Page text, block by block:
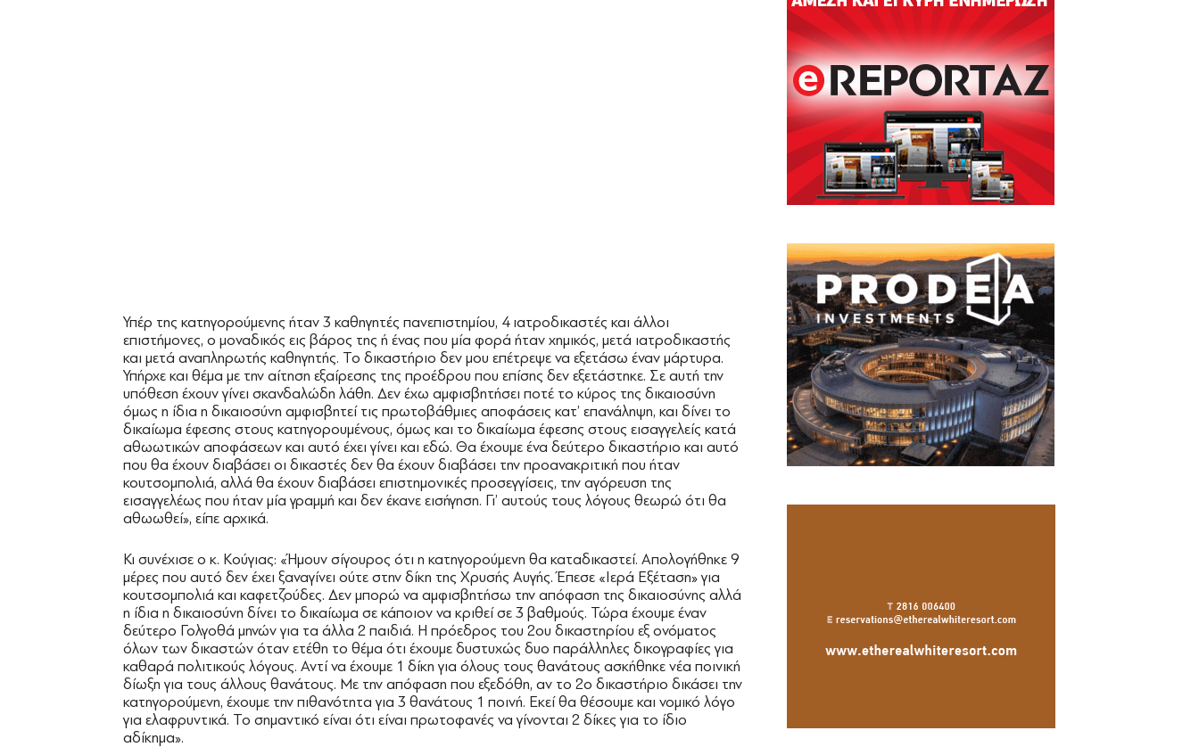
Υπέρ της κατηγορούμενης ήταν 3 καθηγητές πανεπιστημίου, 4 ιατροδικαστές και άλλοι
επιστήμονες, ο μοναδικός εις βάρος της ή ένας που μία φορά ήταν χημικός, μετά ιατροδικαστής
και μετά αναπληρωτής καθηγητής. Το δικαστήριο δεν μου επέτρεψε να εξετάσω έναν μάρτυρα.
Υπήρχε και θέμα με την αίτηση εξαίρεσης της προέδρου που επίσης δεν εξετάστηκε. Σε αυτή την
υπόθεση έχουν γίνει σκανδαλώδη λάθη. Δεν έχω αμφισβητήσει ποτέ το κύρος της δικαιοσύνη
όμως η ίδια η δικαιοσύνη αμφισβητεί τις πρωτοβάθμιες αποφάσεις κατ’ επανάληψη, και δίνει το
δικαίωμα έφεσης στους κατηγορουμένους, όμως και το δικαίωμα έφεσης στους εισαγγελείς κατά
αθωωτικών αποφάσεων και αυτό έχει γίνει και εδώ. Θα έχουμε ένα δεύτερο δικαστήριο και αυτό
που θα έχουν διαβάσει οι δικαστές δεν θα έχουν διαβάσει την προανακριτική που ήταν
κουτσομπολιά, αλλά θα έχουν διαβάσει επιστημονικές προσεγγίσεις, την αγόρευση της
εισαγγελέως που ήταν μία γραμμή και δεν έκανε εισήγηση. Γι’ αυτούς τους λόγους θεωρώ ότι θα
αθωωθεί», είπε αρχικά.
Κι συνέχισε ο κ. Κούγιας: «Ήμουν σίγουρος ότι η κατηγορούμενη θα καταδικαστεί. Απολογήθηκε 9
μέρες που αυτό δεν έχει ξαναγίνει ούτε στην δίκη της Χρυσής Αυγής. Έπεσε «Ιερά Εξέταση» για
κουτσομπολιά και καφετζούδες. Δεν μπορώ να αμφισβητήσω την απόφαση της δικαιοσύνης αλλά
η ίδια η δικαιοσύνη δίνει το δικαίωμα σε κάποιον να κριθεί σε 3 βαθμούς. Τώρα έχουμε έναν
δεύτερο Γολγοθά μηνών για τα άλλα 2 παιδιά. Η πρόεδρος του 2ου δικαστηρίου εξ ονόματος
όλων των δικαστών όταν ετέθη το θέμα ότι έχουμε δυστυχώς δυο παράλληλες δικογραφίες για
καθαρά πολιτικούς λόγους. Αντί να έχουμε 1 δίκη για όλους τους θανάτους ασκήθηκε νέα ποινική
δίωξη για τους άλλους θανάτους. Με την απόφαση που εξεδόθη, αν το 2ο δικαστήριο δικάσει την
κατηγορούμενη, έχουμε την πιθανότητα για 3 θανάτους 1 ποινή. Εκεί θα θέσουμε και νομικό λόγο
για ελαφρυντικά. Το σημαντικό είναι ότι είναι πρωτοφανές να γίνονται 2 δίκες για το ίδιο
αδίκημα».